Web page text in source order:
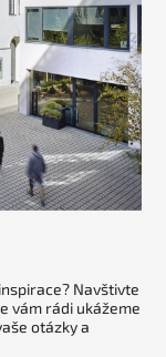
Navštivte
vám rádi ukážeme
otázky a